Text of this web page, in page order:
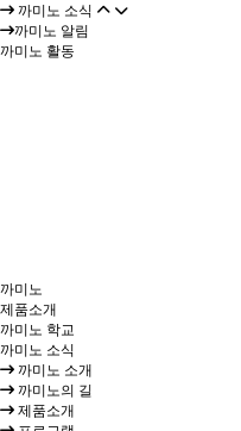
까미노 소식
까미노 알림
까미노 활동
까미노
제품소개
까미노 학교
까미노 소식
까미노 소개
까미노의 길
제품소개